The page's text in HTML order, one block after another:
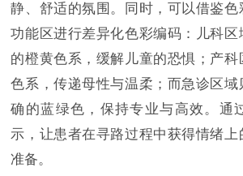
静、舒适的氛围。同时，可以借鉴色
功能区进行差异化色彩编码：儿科区
的橙黄色系，缓解儿童的恐惧；产
色系，传递母性与温柔；而急诊区域
确的蓝绿色，保持专业与高效。通
示，让患者在寻路过程中获得情绪
准备。